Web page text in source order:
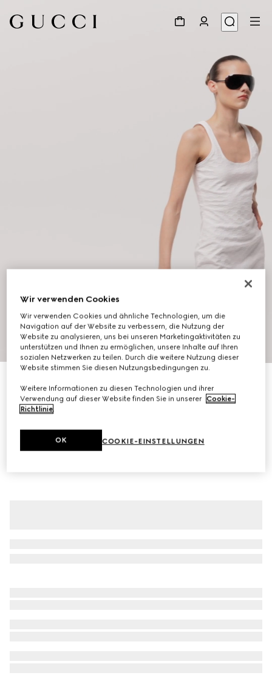
€ 980
Variantenweiß
Wir verwenden Cookies
Wir verwenden Cookies und ähnliche Technologien, um die
Navigation auf der Website zu verbessern, die Nutzung der
Website zu analysieren, uns bei unseren Marketingaktivitäten zu
unterstützen und Ihnen zu ermöglichen, unsere Inhalte auf Ihren
sozialen Netzwerken zu teilen. Durch die weitere Nutzung dieser
Website stimmen Sie diesen Nutzungsbedingungen zu.
Weitere Informationen zu diesen Technologien und ihrer
Verwendung auf dieser Website finden Sie in unserer Cookie-
Richtlinie.
COOKIE-EINSTELLUNGEN
OK